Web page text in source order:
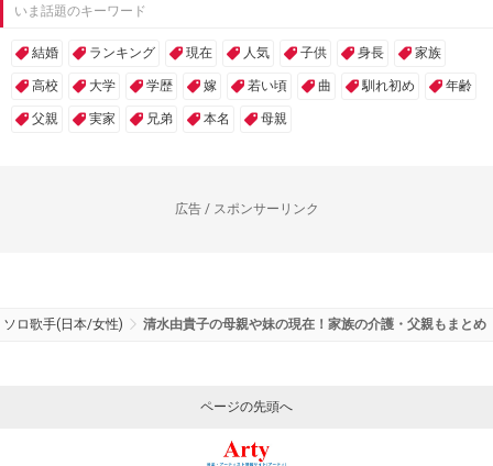
いま話題のキーワード
結婚 ランキング 現在 人気 子供 身長 家族
高校 大学 学歴 嫁 若い頃 曲 馴れ初め 年齢
父親 実家 兄弟 本名 母親
広告 / スポンサーリンク
ソロ歌手(日本/女性) 清水由貴子の母親や妹の現在！家族の介護・父親もまとめ
ページの先頭へ